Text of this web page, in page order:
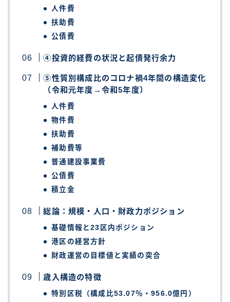
人件費
扶助費
公債費
④投資的経費の状況と起債発行余力
⑤性質別構成比のコロナ禍4年間の構造変化
（令和元年度→令和5年度）
人件費
物件費
扶助費
補助費等
普通建設事業費
公債費
積立金
総論：規模・人口・財政力ポジション
基礎情報と23区内ポジション
港区の経営方針
財政運営の目標値と実績の突合
歳入構造の特徴
特別区税（構成比53.07％・956.0億円）